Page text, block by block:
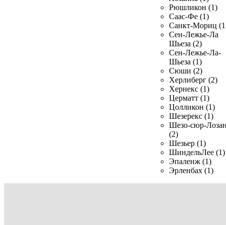
Рюшликон (1)
Саас-Фе (1)
Санкт-Мориц
Сен-Лежье-Ла
Шьеза (2)
Сен-Лежье-Ла-
Шьеза (1)
Сюши (2)
Херлиберг (2)
Хернекс (1)
Церматт (1)
Цолликон (1)
Шезерекс (1)
Шезо-сюр-
(2)
Шезьер (1)
ШиндельЛее (1)
Эпаленж (1)
Эрленбах (1)